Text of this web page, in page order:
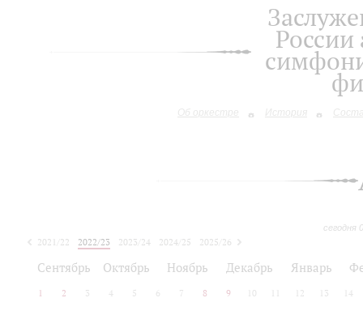
Об оркестре История
сегодня
2021/22 2022/23 2023/24 2024/25
2025/26
Сентябрь Октябрь Ноябрь Декабрь Январь
1 2 3 4 5 6 7 8 9 10 12 13 14